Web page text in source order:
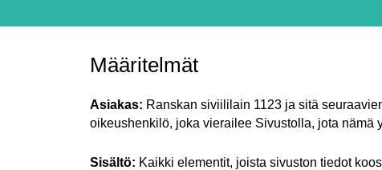
Määritelmät
Asiakas: Ranskan siviililain 1123 ja sitä
oikeushenkilö, joka vierailee Sivustolla, jota nämä
Sisältö: Kaikki elementit, joista sivuston tiedot